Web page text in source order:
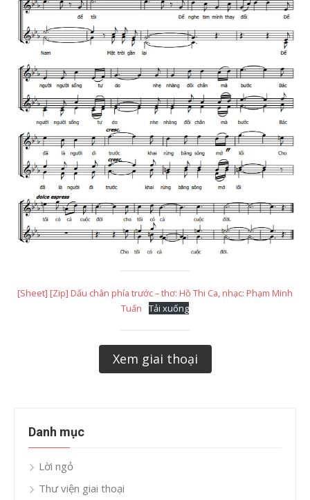
[Sheet] [Zip] Dấu chân phía trước – thơ: Hồ Thi Ca, nhạc: Phạm Minh
Tuấn
Tải xuống
Xem giai thoại
Danh mục
Lời ngỏ
Thư viện giai thoại